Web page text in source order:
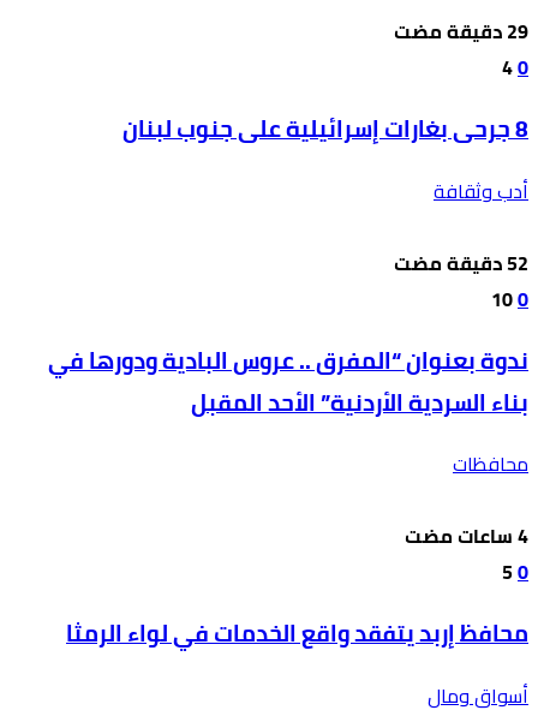
0
4
8 جرحى بغارات إسرائيلية على جنوب لبنان
أدب وثقافة
0
10
ندوة بعنوان “المفرق .. عروس البادية ودورها في
بناء السردية الأردنية” الأحد المقبل
محافظات
0
5
محافظ إربد يتفقد واقع الخدمات في لواء الرمثا
أسواق ومال